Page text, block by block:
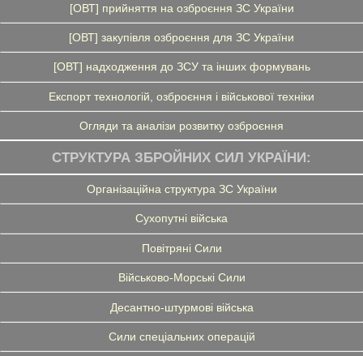
[ОВТ] прийняття на озброєння ЗС України
[ОВТ] закупівля озброєння для ЗС України
[ОВТ] надходження до ЗСУ та інших формувань
Експорт технологій, озброєння і військової техніки
Огляди та аналізи розвитку озброєння
СТРУКТУРА ЗБРОЙНИХ СИЛ УКРАЇНИ:
Організаційна структура ЗС України
Сухопутні війська
Повітряні Сили
Військово-Морські Сили
Десантно-штурмові війська
Сили спеціальних операцій